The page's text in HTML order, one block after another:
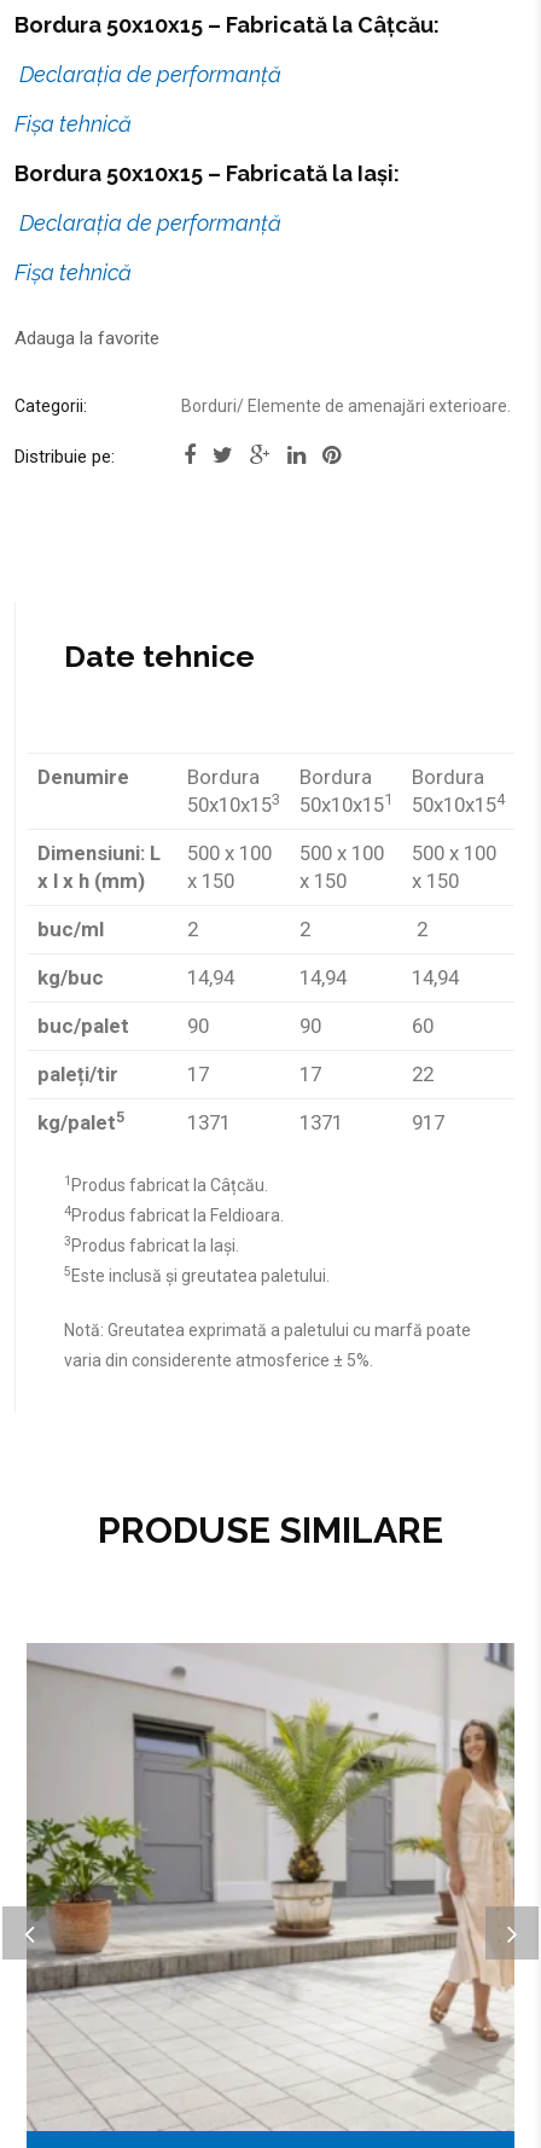
Bordura 50x10x15 – Fabricată la Câțcău:
Declarația de performanță
Fișa tehnică
Bordura 50x10x15 – Fabricată la Iași:
Declarația de performanță
Fișa tehnică
Adauga la favorite
Categorii: Borduri/ Elemente de amenajări exterioare
Distribuie pe:
Denumire
Bordura
50x10x153
Bordura
50x10x151
Bordura
50x10x154
Dimensiuni: L
x l x h (mm)
500 x 100
x 150
500 x 100
x 150
500 x 100
x 150
buc/ml
2 2
2
kg/buc
14,94 14,94
14,94
buc/palet
90 90
60
paleți/tir
17 17
22
kg/palet5 1371 1371 917
1 Produs fabricat la Câțcău.
4Produs fabricat la Feldioara.
3 Produs fabricat la Iași.
5 Este inclusă și greutatea paletului.
Notă: Greutatea exprimată a paletului cu marfă poate
varia din considerente atmosferice ± 5%.
PRODUSE SIMILARE